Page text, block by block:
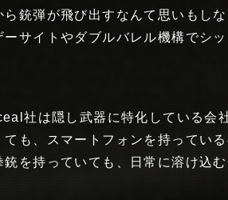
ら銃弾が飛び出すなんて思いもし
ーサイトやダブルバレル機構でシ
社は隠し武器に特化している会
ても、スマートフォンを持ってい
銃を持っていても、日常に溶け込